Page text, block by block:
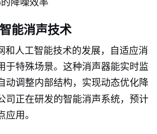
能消声技术
和人工智能技术的发展，自适应消
于特殊场景。这种消声器能实时监
动调整内部结构，实现动态优化降
司正在研发的智能消声系统，预计
用。